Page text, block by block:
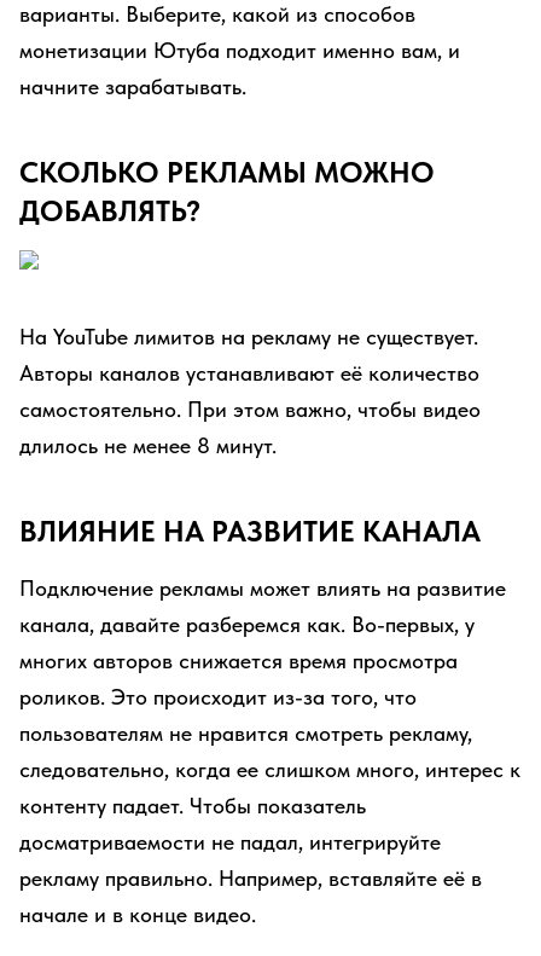
варианты. Выберите, какой из способов
монетизации Ютуба подходит именно вам, и
начните зарабатывать.
СКОЛЬКО РЕКЛАМЫ МОЖНО
ДОБАВЛЯТЬ?
На YouTube лимитов на рекламу не существует.
Авторы каналов устанавливают её количество
самостоятельно. При этом важно, чтобы видео
длилось не менее 8 минут.
ВЛИЯНИЕ НА РАЗВИТИЕ КАНАЛА
Подключение рекламы может влиять на развитие
канала, давайте разберемся как. Во-первых, у
многих авторов снижается время просмотра
роликов. Это происходит из-за того, что
пользователям не нравится смотреть рекламу,
следовательно, когда ее слишком много, интерес к
контенту падает. Чтобы показатель
досматриваемости не падал, интегрируйте
рекламу правильно. Например, вставляйте её в
начале и в конце видео.